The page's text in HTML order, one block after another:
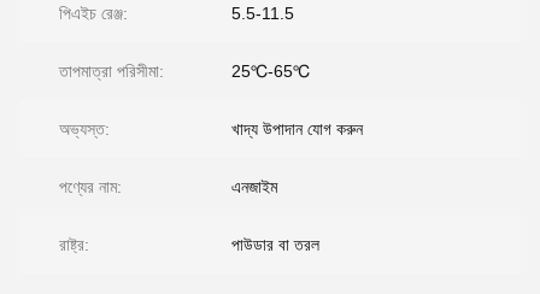
পিএইচ রেঞ্জ: 5.5-11.5
তাপমাত্রা পরিসীমা: 25℃-65℃
অভ্যস্ত: খাদ্য উপাদান যোগ করুন
পণ্যের নাম: এনজাইম
রাষ্ট্র: পাউডার বা তরল